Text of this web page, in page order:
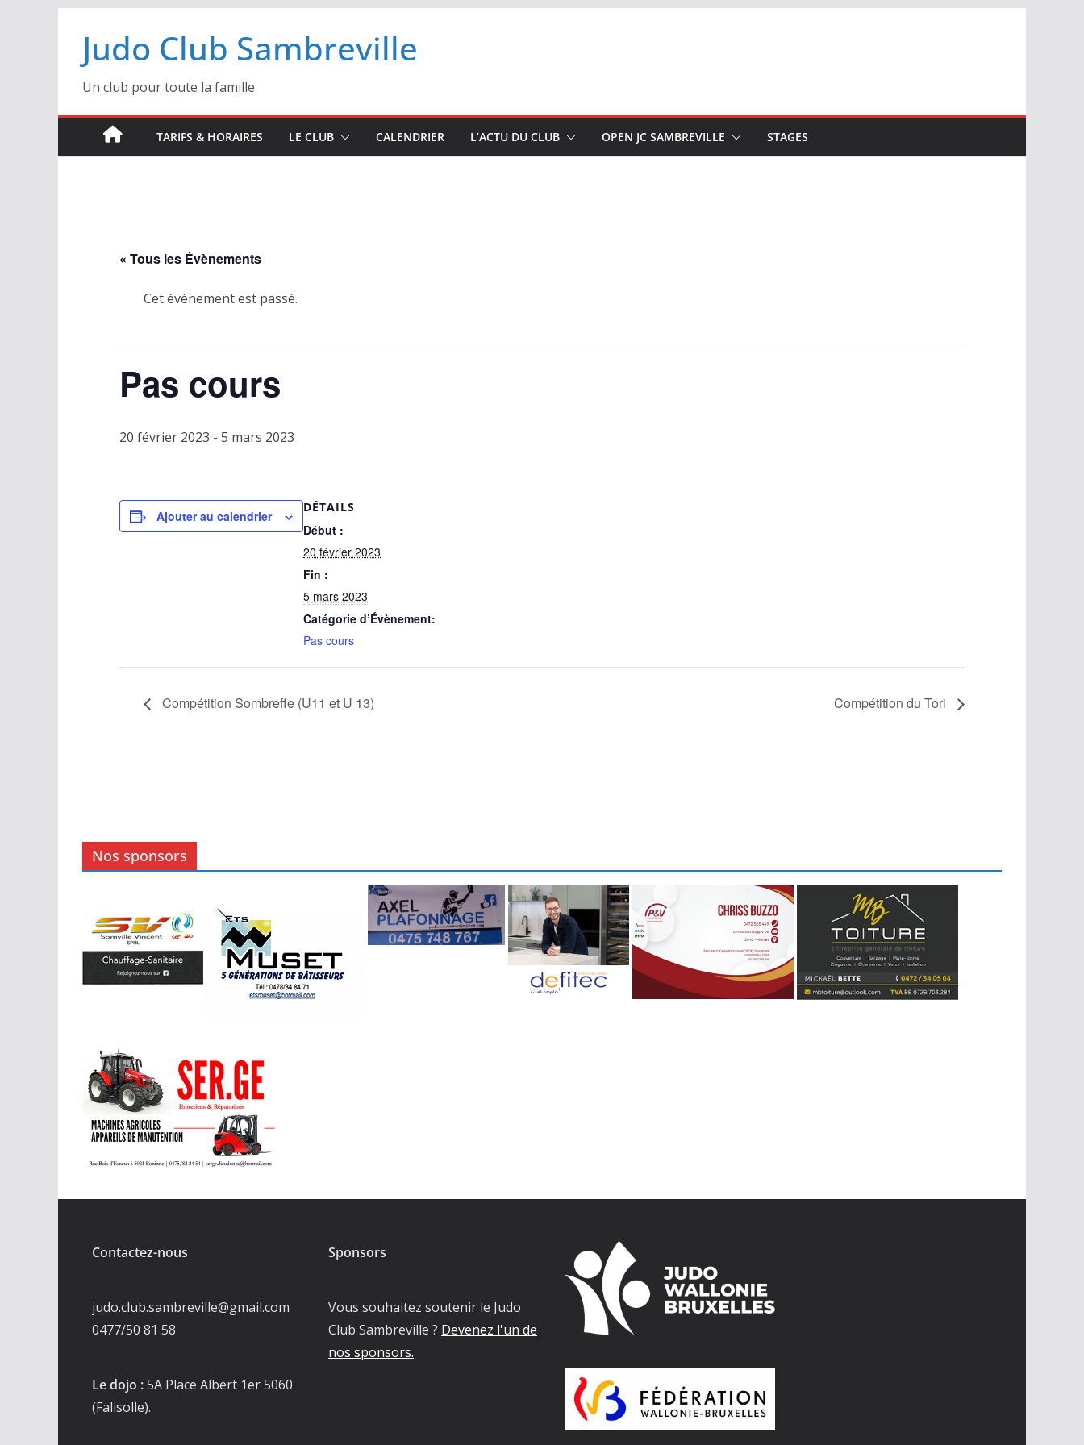
contenu
Judo Club Sambreville
Un club pour toute la famille
TARIFS & HORAIRES LE CLUB CALENDRIER L’ACTU DU CLUB OPEN JC SAMBREVILLE STAGES
« Tous les Évènements
Cet évènement est passé.
Pas cours
20 février 2023 - 5 mars 2023
Ajouter au calendrier
DÉTAILS
Début :
20 février 2023
Fin :
5 mars 2023
Catégorie d’Évènement:
Pas cours
Compétition Sombreffe (U11 et U 13) Compétition du Tori
Nos sponsors
Contactez-nous
judo.club.sambreville@gmail.com
0477/50 81 58
Le dojo :5A Place Albert 1er 5060
(Falisolle).
Sponsors
Vous souhaitez soutenir le Judo
Club Sambreville ? Devenez l'un de
nos sponsors.